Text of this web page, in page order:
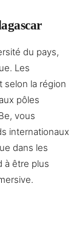
du pays,
Les
selon la région
pôles
vous
internationaux
dans les
à être plus